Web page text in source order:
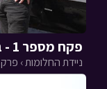
פקח מספר 1 - ב
ניידת החלומות › פרק 12